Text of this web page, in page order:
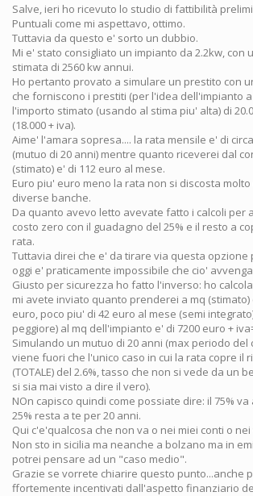
Salve, ieri ho ricevuto lo studio di fattibilità
Puntuali come mi aspettavo, ottimo.
Tuttavia da questo e' sorto un dubbio.
Mi e' stato consigliato un impianto da 2.2kw, con
stimata di 2560 kw annui.
Ho pertanto provato a simulare un prestito con
che forniscono i prestiti (per l'idea dell'impianto
l'importo stimato (usando al stima piu' alta) di
(18.000 + iva).
Aime' l'amara sopresa.... la rata mensile e' di
(mutuo di 20 anni) mentre quanto riceverei dal
(stimato) e' di 112 euro al mese.
Euro piu' euro meno la rata non si discosta
diverse banche.
Da quanto avevo letto avevate fatto i calcoli per
costo zero con il guadagno del 25% e il resto a
rata.
Tuttavia direi che e' da tirare via questa opzione
oggi e' praticamente impossibile che cio'
Giusto per sicurezza ho fatto l'inverso: ho
mi avete inviato quanto prenderei a mq (stimato)
euro, poco piu' di 42 euro al mese (semi
peggiore) al mq dell'impianto e' di 7200 euro +
Simulando un mutuo di 20 anni (max periodo del
viene fuori che l'unico caso in cui la rata copre il
(TOTALE) del 2.6%, tasso che non si vede da un
si sia mai visto a dire il vero).
NOn capisco quindi come possiate dire: il 75%
25% resta a te per 20 anni.
Qui c'e'qualcosa che non va o nei miei conti o nei
Non sto in sicilia ma neanche a bolzano ma in
potrei pensare ad un "caso medio".
Grazie se vorrete chiarire questo punto...anche
ffortemente incentivati dall'aspetto finanziario